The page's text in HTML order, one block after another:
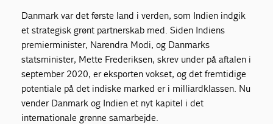
Danmark var det første land i verden, som Indien indgik
et strategisk grønt partnerskab med. Siden Indiens
premierminister, Narendra Modi, og Danmarks
statsminister, Mette Frederiksen, skrev under på aftalen i
september 2020, er eksporten vokset, og det fremtidige
potentiale på det indiske marked er i milliardklassen. Nu
vender Danmark og Indien et nyt kapitel i det
internationale grønne samarbejde.